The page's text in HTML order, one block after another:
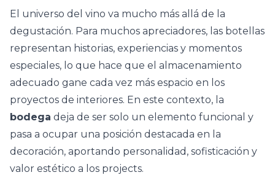
El universo del vino va mucho más allá de la
degustación. Para muchos apreciadores, las botellas
representan historias, experiencias y momentos
especiales, lo que hace que el almacenamiento
adecuado gane cada vez más espacio en los
proyectos de interiores. En este contexto, la
bodega deja de ser solo un elemento funcional y
pasa a ocupar una posición destacada en la
decoración, aportando personalidad, sofisticación y
valor estético a los projects.